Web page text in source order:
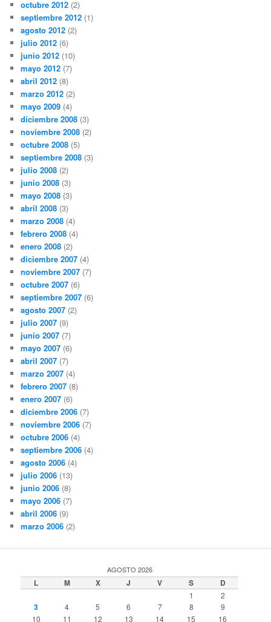
octubre 2012 (2)
septiembre 2012 (1)
agosto 2012 (2)
julio 2012 (6)
junio 2012 (10)
mayo 2012 (7)
abril 2012 (8)
marzo 2012 (2)
mayo 2009 (4)
diciembre 2008 (3)
noviembre 2008 (2)
octubre 2008 (5)
septiembre 2008 (3)
julio 2008 (2)
junio 2008 (3)
mayo 2008 (3)
abril 2008 (3)
marzo 2008 (4)
febrero 2008 (4)
enero 2008 (2)
diciembre 2007 (4)
noviembre 2007 (7)
octubre 2007 (6)
septiembre 2007 (6)
agosto 2007 (2)
julio 2007 (9)
junio 2007 (7)
mayo 2007 (6)
abril 2007 (7)
marzo 2007 (4)
febrero 2007 (8)
enero 2007 (6)
diciembre 2006 (7)
noviembre 2006 (7)
octubre 2006 (4)
septiembre 2006 (4)
agosto 2006 (4)
julio 2006 (13)
junio 2006 (8)
mayo 2006 (7)
abril 2006 (9)
marzo 2006 (2)
AGOSTO 2026
L M X J V S D
1 2
3 4 5 6 7 8
9
10
11 12 13 14 15 16